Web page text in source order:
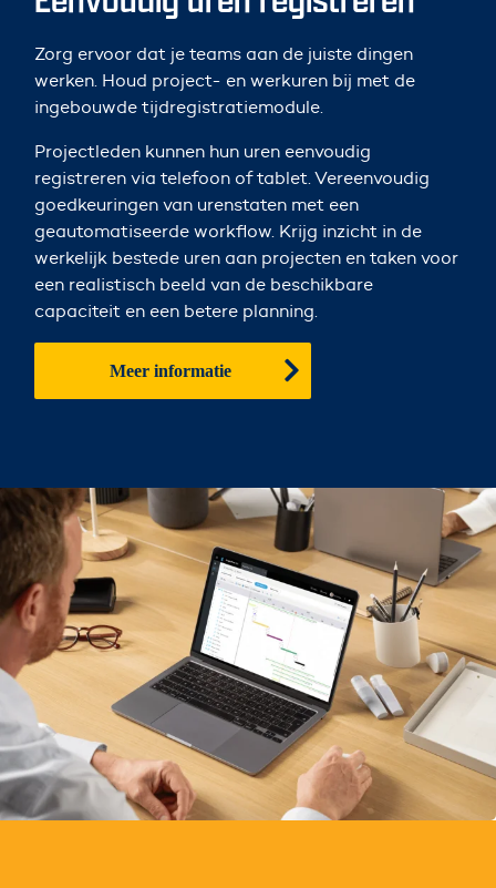
Zorg ervoor dat je teams aan de juiste dingen
werken. Houd project- en werkuren bij met de
ingebouwde tijdregistratiemodule.
Projectleden kunnen hun uren eenvoudig
registreren via telefoon of tablet. Vereenvoudig
goedkeuringen van urenstaten met een
geautomatiseerde workflow. Krijg inzicht in de
werkelijk bestede uren aan projecten en taken voor
een realistisch beeld van de beschikbare
capaciteit en een betere planning.
Meer informatie